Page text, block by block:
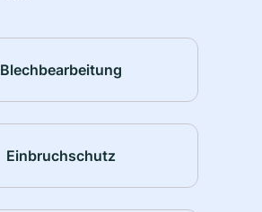
Blechbearbeitung
Einbruchschutz